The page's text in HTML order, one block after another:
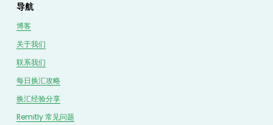
导航
博客
关于我们
联系我们
每日换汇攻略
换汇经验分享
Remitly 常见问题